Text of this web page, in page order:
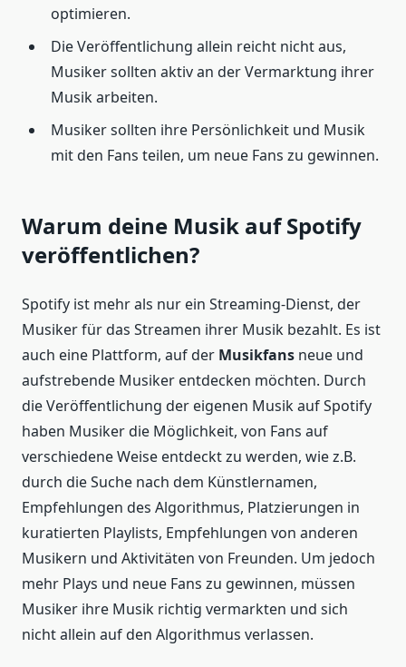
optimieren.
Die Veröffentlichung allein reicht nicht aus,
Musiker sollten aktiv an der Vermarktung ihrer
Musik arbeiten.
Musiker sollten ihre Persönlichkeit und Musik
mit den Fans teilen, um neue Fans zu gewinnen.
Warum deine Musik auf Spotify
veröffentlichen?
Spotify ist mehr als nur ein Streaming-Dienst, der
Musiker für das Streamen ihrer Musik bezahlt. Es ist
auch eine Plattform, auf der Musikfans neue und
aufstrebende Musiker entdecken möchten. Durch
die Veröffentlichung der eigenen Musik auf Spotify
haben Musiker die Möglichkeit, von Fans auf
verschiedene Weise entdeckt zu werden, wie z.B.
durch die Suche nach dem Künstlernamen,
Empfehlungen des Algorithmus, Platzierungen in
kuratierten Playlists, Empfehlungen von anderen
Musikern und Aktivitäten von Freunden. Um jedoch
mehr Plays und neue Fans zu gewinnen, müssen
Musiker ihre Musik richtig vermarkten und sich
nicht allein auf den Algorithmus verlassen.